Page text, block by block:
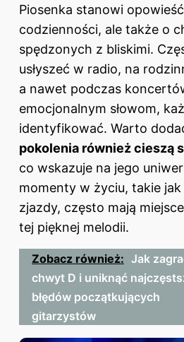
Piosenka stanowi
codzienności, ale także o
spędzonych z bliskimi.
usłyszeć w radio, na
a nawet podczas
emocjonalnym słowom,
identyfikować. Warto
pokolenia również cieszą
co wskazuje na jego
momenty w życiu, takie
zjazdy, często mają
tej pięknej melodii.
Zobacz również: Jak
chwyt D i uniknąć
błędów początkujących
gitarzystów